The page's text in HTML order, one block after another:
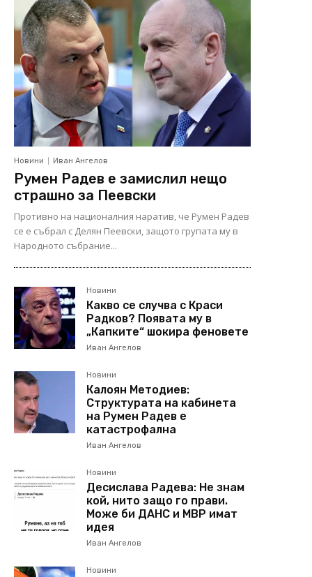
Новини Иван Ангелов
Румен Радев е замислил нещо
страшно за Пеевски
Противно на националния наратив, че Румен Радев
се е събрал с Делян Пеевски, защото групата му в
Народното събрание...
Новини
Какво се случва с Краси
Радков? Появата му в
„Капките“ шокира феновете
Иван Ангелов
Новини
Калоян Методиев:
Структурата на кабинета
на Румен Радев е
катастрофална
Иван Ангелов
Новини
Десислава Радева: Не знам
кой, нито защо го прави.
Може би ДАНС и МВР имат
идея
Иван Ангелов
Новини